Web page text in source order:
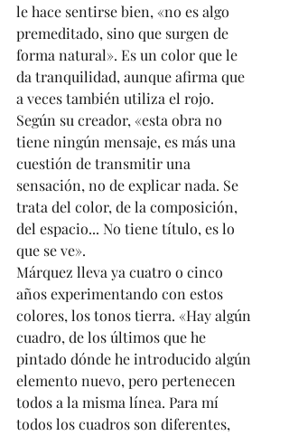
le hace sentirse bien, «no es algo
premeditado, sino que surgen de
forma natural». Es un color que le
da tranquilidad, aunque afirma que
a veces también utiliza el rojo.
Según su creador, «esta obra no
tiene ningún mensaje, es más una
cuestión de transmitir una
sensación, no de explicar nada. Se
trata del color, de la composición,
del espacio... No tiene título, es lo
que se ve».
Márquez lleva ya cuatro o cinco
años experimentando con estos
colores, los tonos tierra. «Hay algún
cuadro, de los últimos que he
pintado dónde he introducido algún
elemento nuevo, pero pertenecen
todos a la misma línea. Para mí
todos los cuadros son diferentes,